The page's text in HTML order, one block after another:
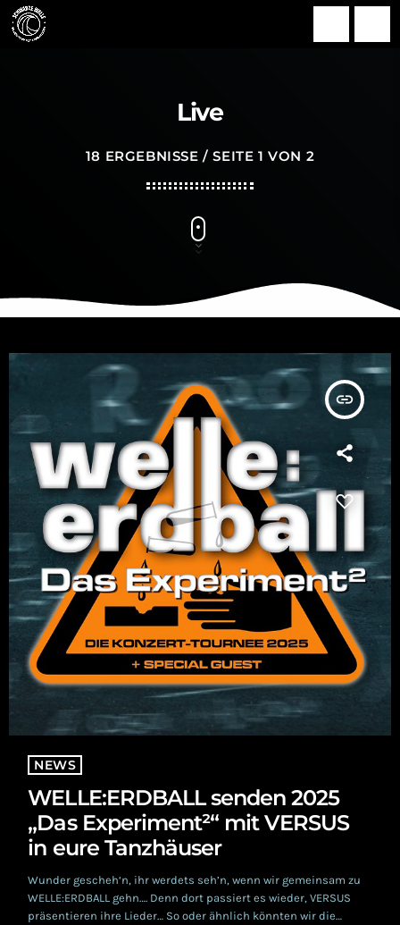
Live
18 ERGEBNISSE / SEITE 1 VON 2
insert_link
NEWS
WELLE:ERDBALL senden 2025
„Das Experiment²“ mit VERSUS
in eure Tanzhäuser
Wunder gescheh‘n, ihr werdets seh’n, wenn wir gemeinsam zu
WELLE:ERDBALL gehn…. Denn dort passiert es wieder, VERSUS
präsentieren ihre Lieder… So oder ähnlich könnten wir die